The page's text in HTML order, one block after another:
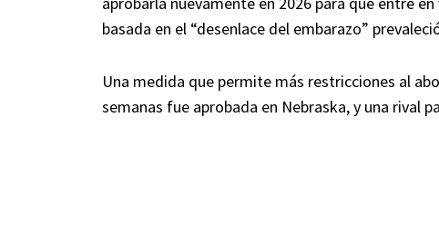
basada en el “desenlace del embarazo”
Una medida que permite más restricciones al
semanas fue aprobada en Nebraska, y una rival